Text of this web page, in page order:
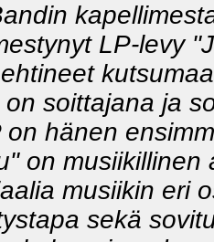
LP-levy
soittajana ja
hänen
on
musiikin eri
sekä